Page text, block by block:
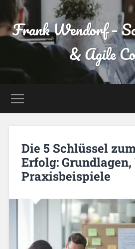
Frank Wendorf –
& Agile
Die 5 Schlüssel
Erfolg:
Praxisbeispiele